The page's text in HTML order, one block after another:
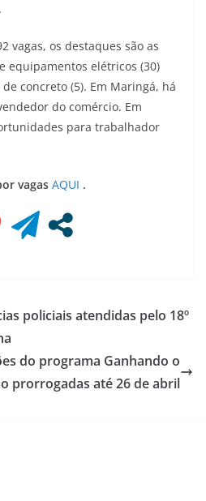
vagas, os destaques são as
equipamentos elétricos (30)
concreto (5). Em Maringá, há
do comércio. Em
para trabalhador
vagas AQUI .
policiais atendidas pelo 18º
do programa Ganhando o
prorrogadas até 26 de abril